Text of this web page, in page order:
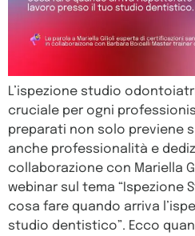
L’ispezione studio
cruciale per ogni
preparati non solo previene
anche professionalità e
collaborazione con Mariella
webinar sul tema “Ispezione
cosa fare quando arriva
studio dentistico”. Ecco